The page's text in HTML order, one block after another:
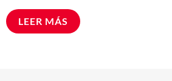
LEER MÁS